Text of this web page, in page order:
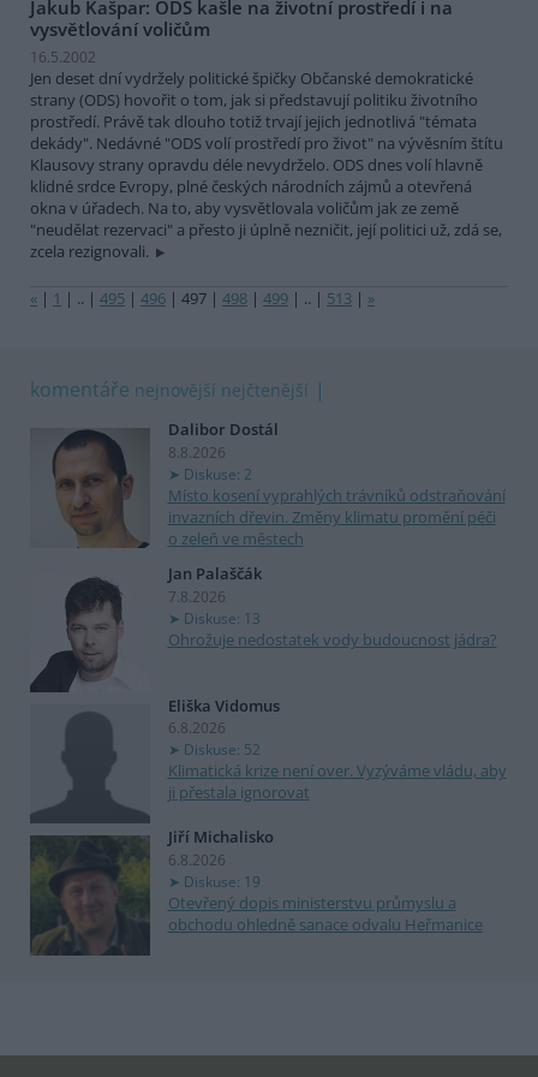
Jakub Kašpar: ODS kašle na životní prostředí i na
vysvětlování voličům
16.5.2002
Jen deset dní vydržely politické špičky Občanské demokratické
strany (ODS) hovořit o tom, jak si představují politiku životního
prostředí. Právě tak dlouho totiž trvají jejich jednotlivá "témata
dekády". Nedávné "ODS volí prostředí pro život" na vývěsním štítu
Klausovy strany opravdu déle nevydrželo. ODS dnes volí hlavně
klidné srdce Evropy, plné českých národních zájmů a otevřená
okna v úřadech. Na to, aby vysvětlovala voličům jak ze země
"neudělat rezervaci" a přesto ji úplně nezničit, její politici už, zdá se,
zcela rezignovali.
« | 1 | .. | 495 | 496 | 497 | 498 | 499 | .. | 513 | »
komentáře nejnovější nejčtenější
Dalibor Dostál
8.8.2026
Diskuse: 2
Místo kosení vyprahlých trávníků odstraňování
invazních dřevin. Změny klimatu promění péči
o zeleň ve městech
Jan Palaščák
7.8.2026
Diskuse: 13
Ohrožuje nedostatek vody budoucnost jádra?
Eliška Vidomus
6.8.2026
Diskuse: 52
Klimatická krize není over. Vyzýváme vládu, aby
ji přestala ignorovat
Jiří Michalisko
6.8.2026
Diskuse: 19
Otevřený dopis ministerstvu průmyslu a
obchodu ohledně sanace odvalu Heřmanice